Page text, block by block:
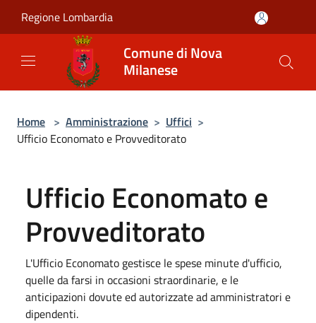
Regione Lombardia
Comune di Nova
Milanese
Home > Amministrazione > Uffici >
Ufficio Economato e Provveditorato
Ufficio Economato e
Provveditorato
L'Ufficio Economato gestisce le spese minute d'ufficio,
quelle da farsi in occasioni straordinarie, e le
anticipazioni dovute ed autorizzate ad amministratori e
dipendenti.